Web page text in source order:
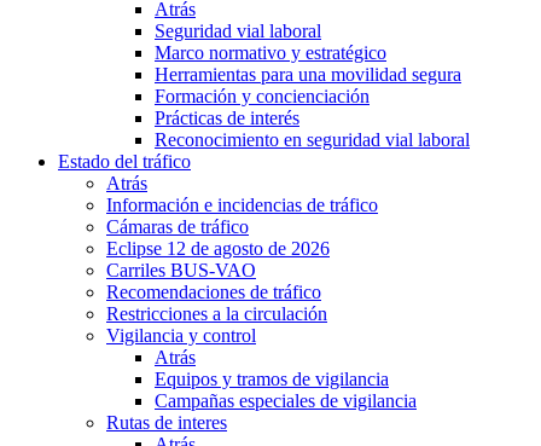
Atrás
Seguridad vial laboral
Marco normativo y estratégico
Herramientas para una movilidad segura
Formación y concienciación
Prácticas de interés
Reconocimiento en seguridad vial laboral
Estado del tráfico
Atrás
Información e incidencias de tráfico
Cámaras de tráfico
Eclipse 12 de agosto de 2026
Carriles BUS-VAO
Recomendaciones de tráfico
Restricciones a la circulación
Vigilancia y control
Atrás
Equipos y tramos de vigilancia
Campañas especiales de vigilancia
Rutas de interes